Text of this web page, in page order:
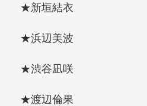
★新垣結衣
★浜辺美波
★渋谷凪咲
★渡辺倫果